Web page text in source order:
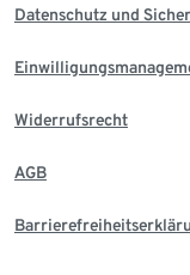
Datenschutz und
Widerrufsrecht
AGB